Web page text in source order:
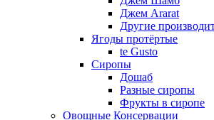
Джем Ararat
Другие
Ягоды протёртые
te Gusto
Сиропы
Дошаб
Разные сиропы
Фрукты в сиропе
Овощные Консервации